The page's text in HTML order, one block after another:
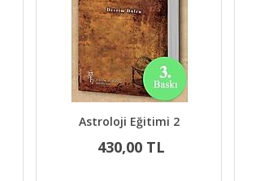
Astroloji Eğitimi 2
430,00 TL